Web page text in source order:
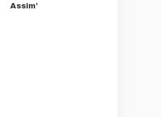
Assim’